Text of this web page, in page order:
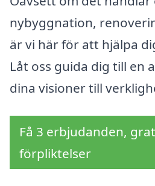
nybyggnation,
är vi här för att hjälpa
Låt oss guida dig till en
dina visioner till
Få 3 erbjudanden,
förpliktelser